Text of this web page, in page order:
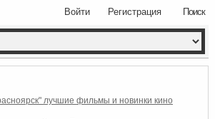
Поиск
Войти Регистрация
лучшие фильмы и новинки кино